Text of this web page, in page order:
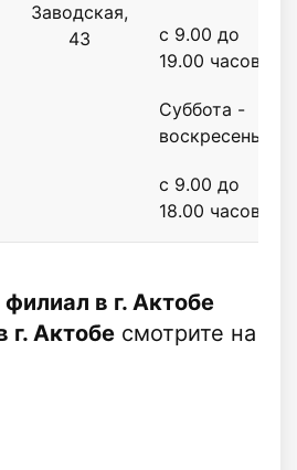
Заводская,
43
с 9.00 до
19.00 часов
Суббота -
воскресенье
с 9.00 до
18.00 часов
филиал в г. Актобе
г. Актобе смотрите на